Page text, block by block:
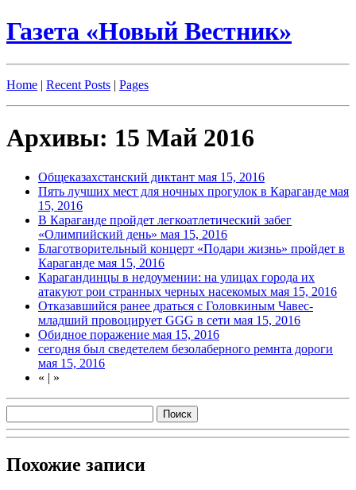
Газета «Новый Вестник»
Home | Recent Posts | Pages
Архивы: 15 Май 2016
Общеказахстанский диктант мая 15, 2016
Пять лучших мест для ночных прогулок в Караганде мая
15, 2016
В Караганде пройдет легкоатлетический забег
«Олимпийский день» мая 15, 2016
Благотворительный концерт «Подари жизнь» пройдет в
Караганде мая 15, 2016
Карагандинцы в недоумении: на улицах города их
атакуют рои странных черных насекомых мая 15, 2016
Отказавшийся ранее драться с Головкиным Чавес-
младший провоцирует GGG в сети мая 15, 2016
Обидное поражение мая 15, 2016
сегодня был сведетелем безолаберного ремнта дороги
мая 15, 2016
« | »
Похожие записи